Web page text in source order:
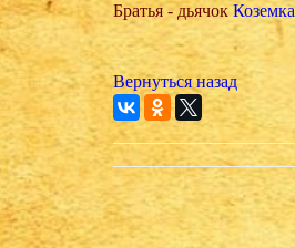
Братья - дьячокКоземка
Вернуться назад